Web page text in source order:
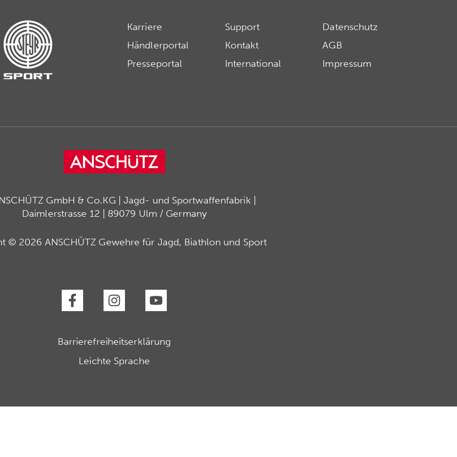
Karriere
Händlerportal
Presseportal
Support
Kontakt
International
Datenschutz
AGB
Impressum
GmbH & Co.KG | Jagd- und Sportwaffenfabrik |
Daimlerstrasse 12 | 89079 Ulm / Germany
© 2026 ANSCHÜTZ Gewehre für Jagd, Biathlon und Sport
Barrierefreiheitserklärung
Leichte Sprache